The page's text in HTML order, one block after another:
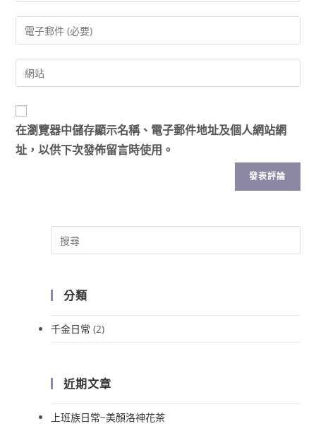
在瀏覽器中儲存顯示名稱、電子郵件地址及個人網站網
址，以供下次發佈留言時使用。
分類
千金日常 (2)
近期文章
上班族日常~美顏洛神花茶